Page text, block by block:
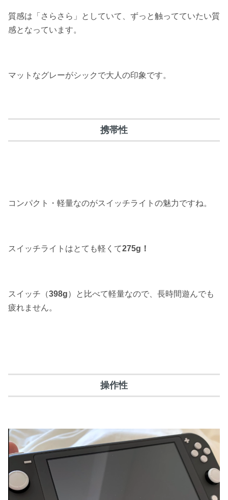
質感は「さらさら」としていて、ずっと触ってていたい質
感となっています。
マットなグレーがシックで大人の印象です。
携帯性
コンパクト・軽量なのがスイッチライトの魅力ですね。
スイッチライトはとても軽くて275g！
スイッチ（398g）と比べて軽量なので、 長時間遊んでも
疲れません。
操作性